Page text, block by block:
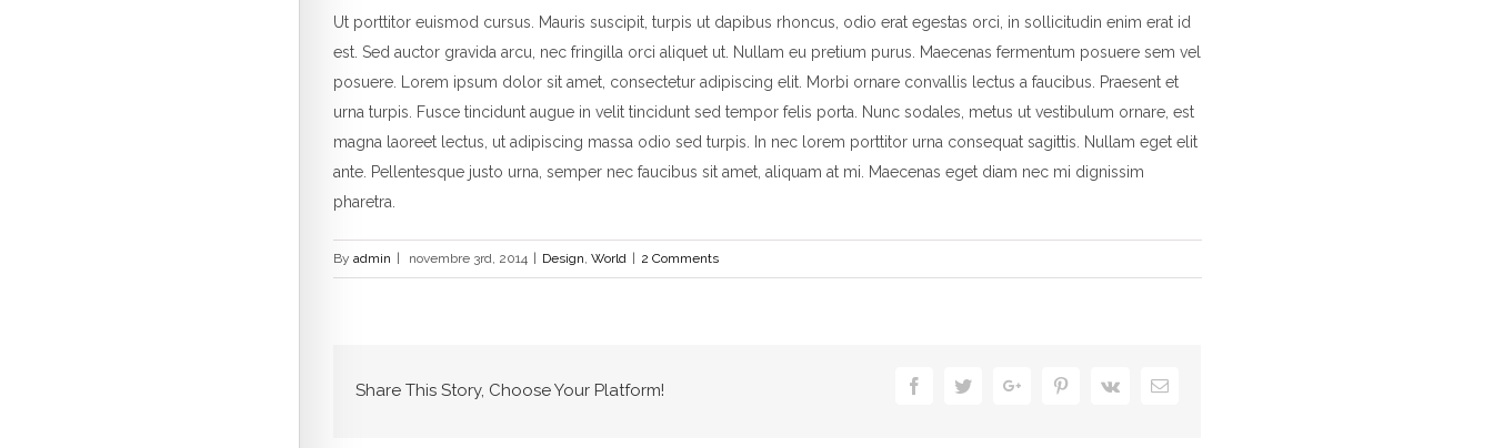
Ut porttitor euismod cursus. Mauris suscipit, turpis ut dapibus rhoncus, odio erat egestas orci, in sollicitudin enim erat id
est. Sed auctor gravida arcu, nec fringilla orci aliquet ut. Nullam eu pretium purus. Maecenas fermentum posuere sem vel
posuere. Lorem ipsum dolor sit amet, consectetur adipiscing elit. Morbi ornare convallis lectus a faucibus. Praesent et
urna turpis. Fusce tincidunt augue in velit tincidunt sed tempor felis porta. Nunc sodales, metus ut vestibulum ornare, est
magna laoreet lectus, ut adipiscing massa odio sed turpis. In nec lorem porttitor urna consequat sagittis. Nullam eget elit
ante. Pellentesque justo urna, semper nec faucibus sit amet, aliquam at mi. Maecenas eget diam nec mi dignissim
pharetra.
By admin novembre 3rd, 2014 Design, World 2 Comments
Share This Story, Choose Your Platform! FacebookTwitterGoogle+ PinterestVk Email